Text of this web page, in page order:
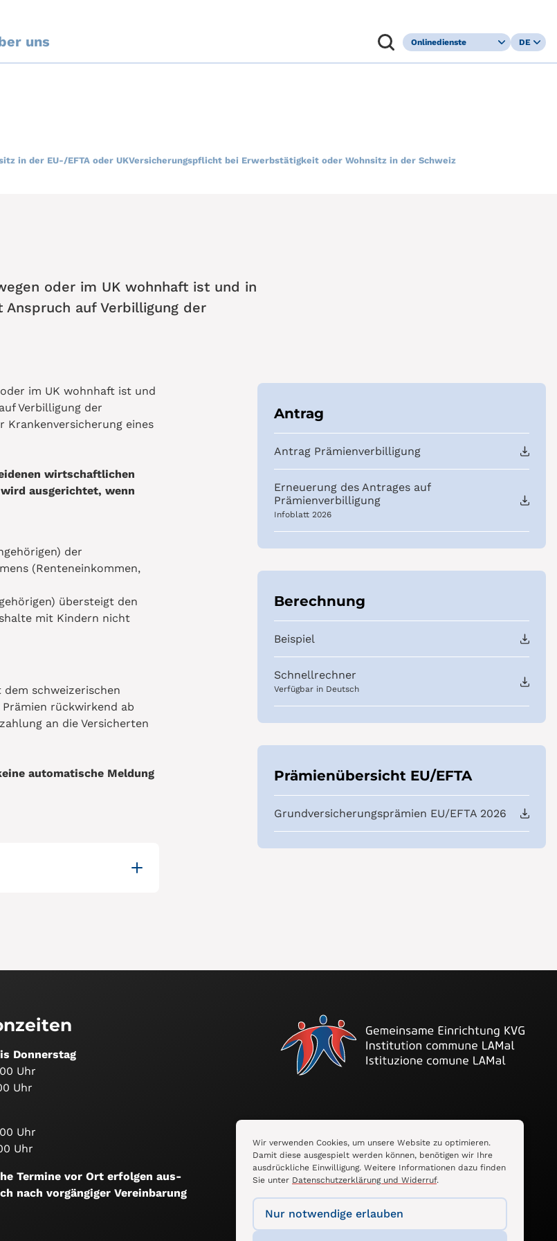
uns Onlinedienste
Kundenportal
DE
FR
in der EU-/EFTA oder UKVersicherungspflicht bei Erwerbstätigkeit oder Wohnsitz in der Schweiz
oder im UK wohnhaft ist und in
auf Verbilligung der
im UK wohnhaft ist und
Verbilligung der
Krankenversicherung eines
wirtschaftlichen
ausgerichtet, wenn
der
(Renteneinkommen,
übersteigt den
mit Kindern nicht
schweizerischen
rückwirkend ab
an die Versicherten
automatische Meldung
Antrag
Antrag Prämienverbilligung
Erneuerung des Antrages auf
Prämienverbilligung
Infoblatt 2026
Berechnung
Beispiel
Schnellrechner
Verfügbar in Deutsch
Prämienübersicht EU/EFTA
Grundversicherungsprämien EU/EFTA 2026
Donnerstag
Uhr
Uhr
Uhr
Uhr
Termine vor Ort erfolgen aus­
nach vorgängiger Vereinbarung
Wir verwenden Cookies, um unsere Website zu optimieren.
Damit diese ausgespielt werden können, benötigen wir Ihre
ausdrückliche Einwilligung. Weitere Informationen dazu finden
Sie unter Datenschutzerklärung und Widerruf.
Nur notwendige erlauben